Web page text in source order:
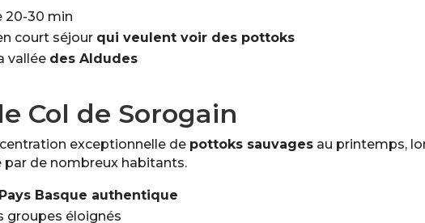
20-30 min
court séjour qui veulent voir des pottoks
vallée des Aldudes
Col de Sorogain
exceptionnelle de pottoks sauvages au printemps,
par de nombreux habitants.
Basque authentique
groupes éloignés